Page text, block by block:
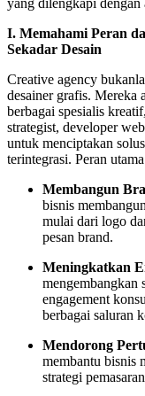
I. Memahami Peran
Sekadar Desain
Creative agency
desainer grafis. Mereka
berbagai spesialis
strategist, developer
untuk menciptakan
terintegrasi. Peran
Membangun
bisnis
mulai dari logo
pesan brand.
Meningkatkan
mengembangkan
engagement
berbagai saluran
Mendorong
membantu bisnis
strategi